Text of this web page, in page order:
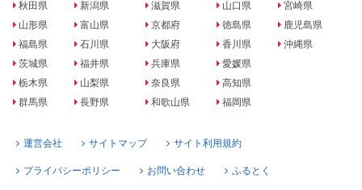
秋田県
山形県
福島県
茨城県
栃木県
群馬県
新潟県
富山県
石川県
福井県
山梨県
長野県
滋賀県
京都府
大阪府
兵庫県
奈良県
和歌山県
山口県
徳島県
香川県
愛媛県
高知県
福岡県
宮崎県
鹿児島県
沖縄県
運営会社 サイトマップ サイト利用規約
プライバシーポリシー お問い合わせ ふるとく